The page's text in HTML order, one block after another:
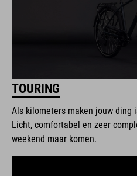
TOURING
Als kilometers maken jouw ding
Licht, comfortabel en zeer
weekend maar komen.